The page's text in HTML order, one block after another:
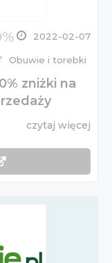
2022-02-07
Obuwie i torebki
zniżki na
czytaj więcej